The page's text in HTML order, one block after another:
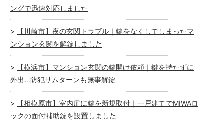
ングで迅速対応しました
【川崎市】夜の玄関トラブル｜鍵をなくしてしまったマ
ンション玄関を解錠しました
【横浜市】マンション玄関の鍵開け依頼｜鍵を持たずに
外出…防犯サムターンも無事解錠
【相模原市】室内扉に鍵を新規取付｜一戸建てでMIWAロ
ックの面付補助錠を設置しました